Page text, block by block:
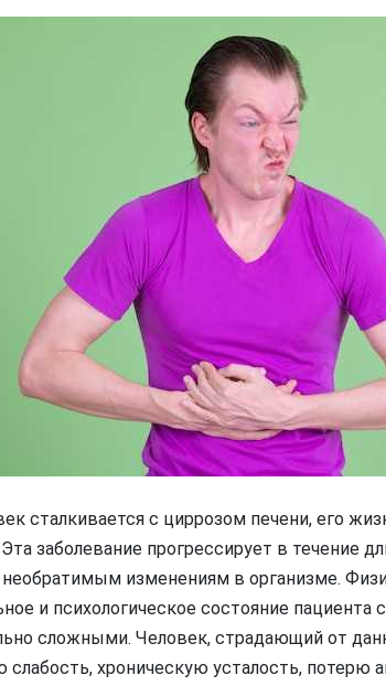
сталкивается с циррозом печени, его
заболевание прогрессирует в течение
изменениям в организме.
и психологическое состояние пациента
сложными. Человек, страдающий от
слабость, хроническую усталость, потерю